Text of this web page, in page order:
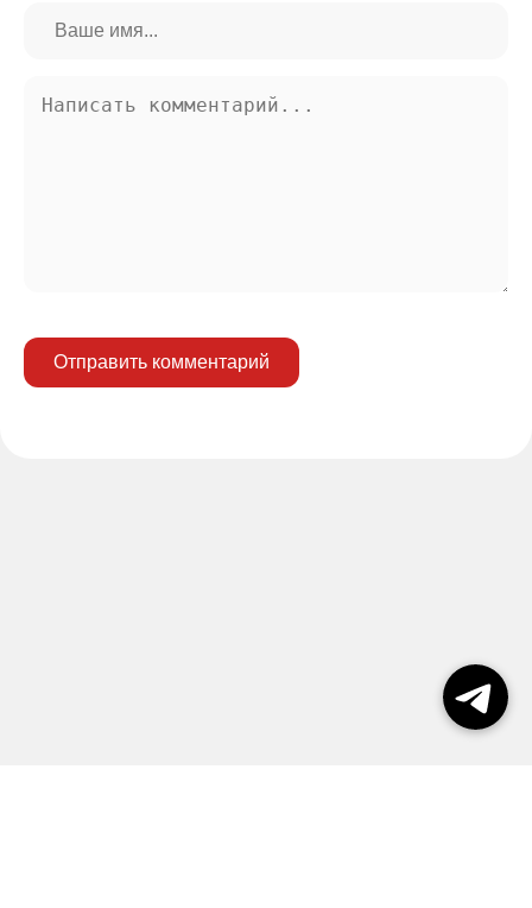
Отправить комментарий